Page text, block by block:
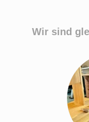
Wir sind